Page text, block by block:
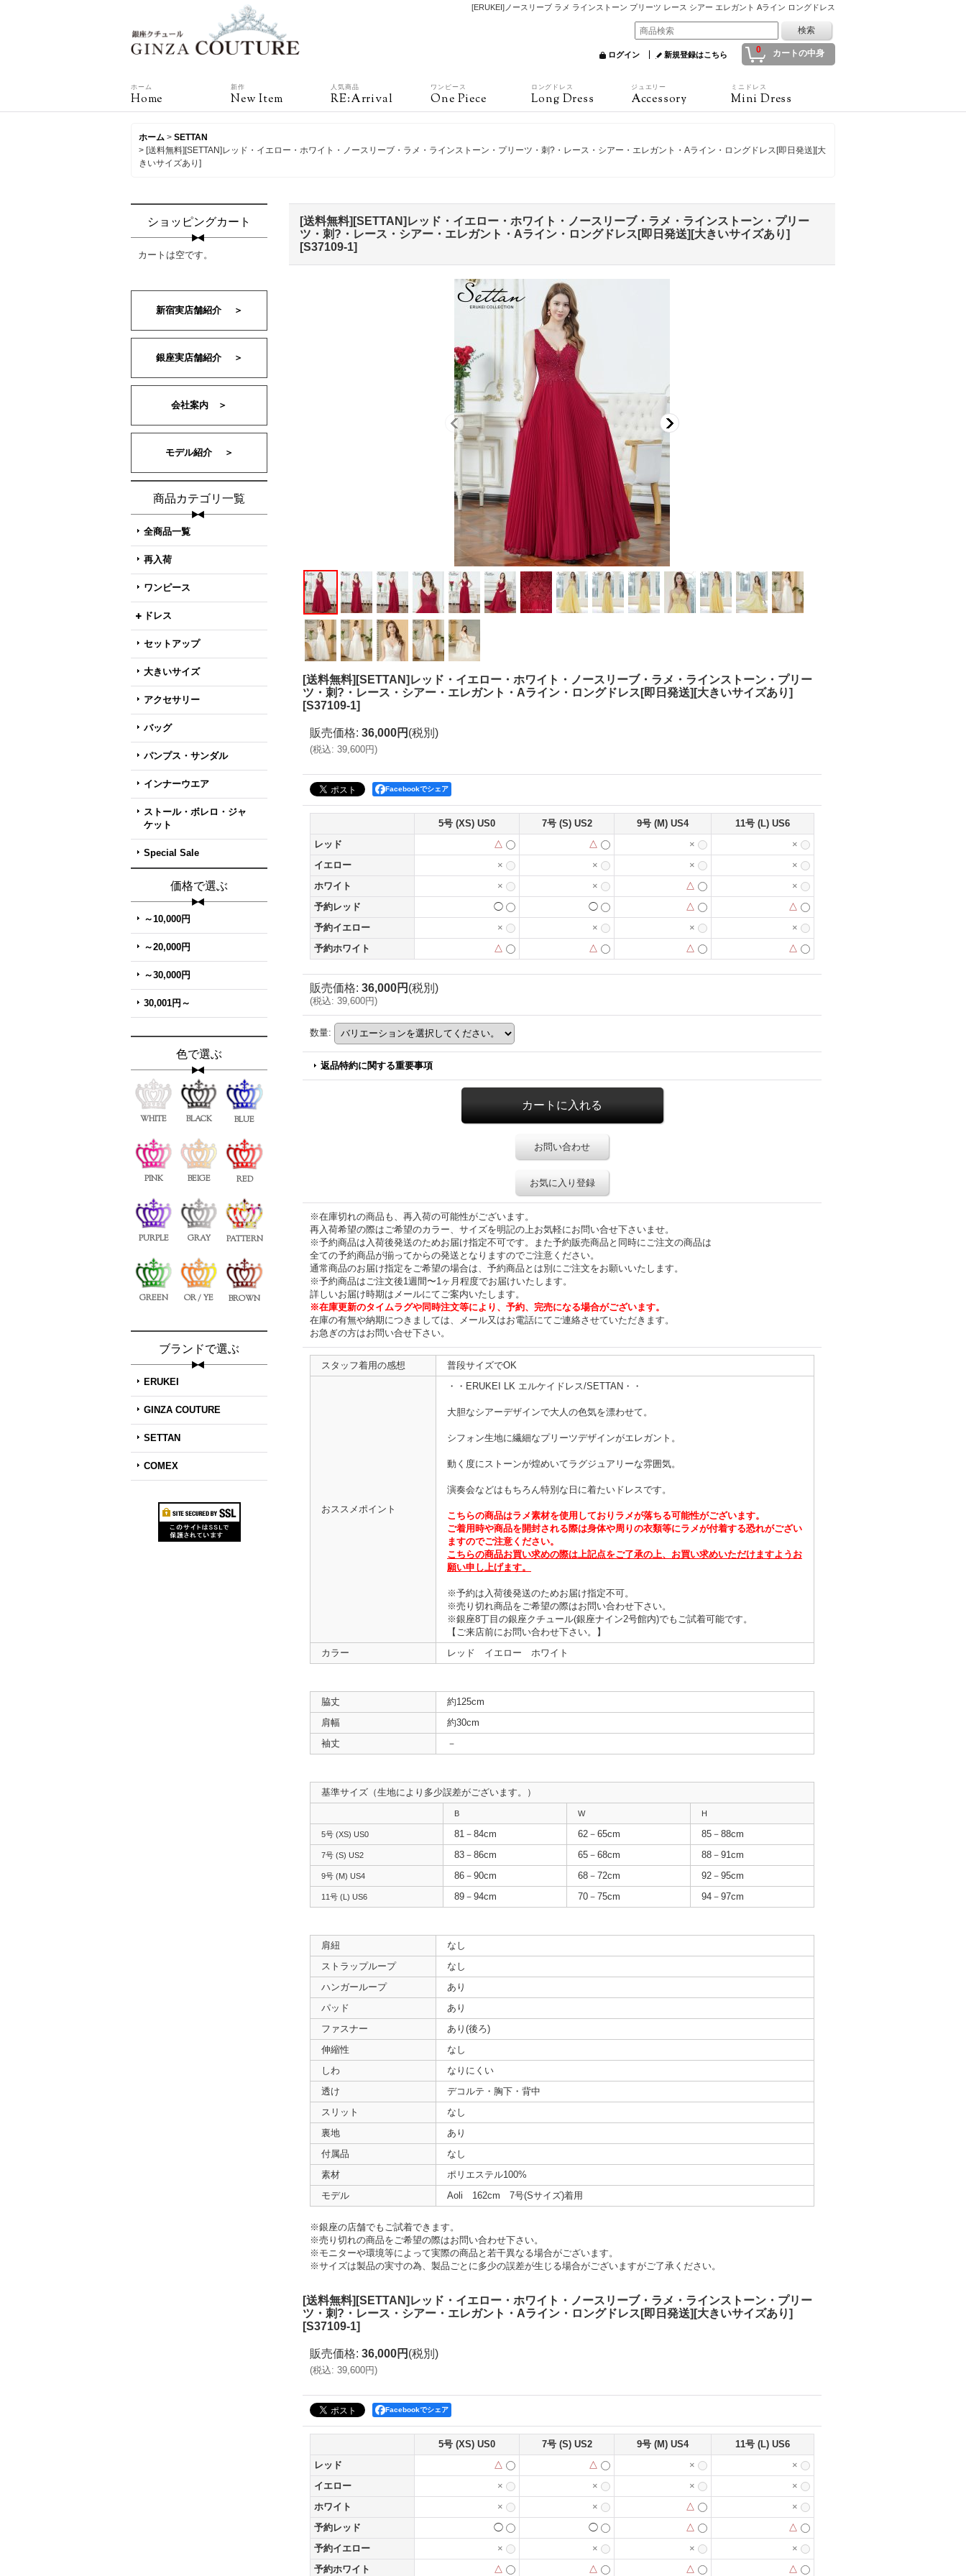
[ERUKEI]ノースリーブ ラメ ラインストーン プリーツ レース シアー エレガント Aライン ロングドレス
0 カートの中身
ログイン 新規登録はこちら
ホーム
Home
新作
New Item
人気商品
RE:Arrival
ワンピース
One Piece
ロングドレス
Long Dress
ジュエリー
Accessory
ミニドレス
Mini Dress
ホーム > SETTAN
> [送料無料][SETTAN]レッド・イエロー・ホワイト・ノースリーブ・ラメ・ラインストーン・プリーツ・刺?・レース・シアー・エレガント・Aライン・ロングドレス[即日発送][大
きいサイズあり]
ショッピングカート
カートは空です。
新宿実店舗紹介 ＞
銀座実店舗紹介 ＞
会社案内 ＞
モデル紹介 ＞
商品カテゴリ一覧
全商品一覧
再入荷
ワンピース
ドレス
セットアップ
大きいサイズ
アクセサリー
バッグ
パンプス・サンダル
インナーウエア
ストール・ボレロ・ジャ
ケット
Special Sale
価格で選ぶ
～10,000円
～20,000円
～30,000円
30,001円～
色で選ぶ
WHITE BLACK BLUE
PINK BEIGE RED
PURPLE GRAY PATTERN
GREEN OR / YE BROWN
ブランドで選ぶ
ERUKEI
GINZA COUTURE
SETTAN
COMEX
[送料無料][SETTAN]レッド・イエロー・ホワイト・ノースリーブ・ラメ・ラインストーン・プリー
ツ・刺?・レース・シアー・エレガント・Aライン・ロングドレス[即日発送][大きいサイズあり]
[S37109-1]
[送料無料][SETTAN]レッド・イエロー・ホワイト・ノースリーブ・ラメ・ラインストーン・プリー
ツ・刺?・レース・シアー・エレガント・Aライン・ロングドレス[即日発送][大きいサイズあり]
[S37109-1]
販売価格: 36,000円 (税別)
(税込: 39,600円)
Facebookでシェア
5号 (XS) US0 7号 (S) US2 9号 (M) US4
11号 (L) US6
レッド
△ △ ×
×
イエロー
× × ×
×
ホワイト
× × △
×
予約レッド
◯ ◯ △
△
予約イエロー
× × ×
×
予約ホワイト
△ △ △ △
販売価格: 36,000円 (税別)
(税込: 39,600円)
数量:
返品特約に関する重要事項
お問い合わせ
お気に入り登録
※在庫切れの商品も、再入荷の可能性がございます。
再入荷希望の際はご希望のカラー、サイズを明記の上お気軽にお問い合せ下さいませ。
※予約商品は入荷後発送のためお届け指定不可です。また予約販売商品と同時にご注文の商品は
全ての予約商品が揃ってからの発送となりますのでご注意ください。
通常商品のお届け指定をご希望の場合は、予約商品とは別にご注文をお願いいたします。
※予約商品はご注文後1週間〜1ヶ月程度でお届けいたします。
詳しいお届け時期はメールにてご案内いたします。
※在庫更新のタイムラグや同時注文等により、予約、完売になる場合がございます。
在庫の有無や納期につきましては、メール又はお電話にてご連絡させていただきます。
お急ぎの方はお問い合せ下さい。
スタッフ着用の感想 普段サイズでOK
おススメポイント
・・ERUKEI LK エルケイドレス/SETTAN・・
大胆なシアーデザインで大人の色気を漂わせて。
シフォン生地に繊細なプリーツデザインがエレガント。
動く度にストーンが煌めいてラグジュアリーな雰囲気。
演奏会などはもちろん特別な日に着たいドレスです。
こちらの商品はラメ素材を使用しておりラメが落ちる可能性がございます。
ご着用時や商品を開封される際は身体や周りの衣類等にラメが付着する恐れがござい
ますのでご注意ください。
こちらの商品お買い求めの際は上記点をご了承の上、お買い求めいただけますようお
願い申し上げます。
※予約は入荷後発送のためお届け指定不可。
※売り切れ商品をご希望の際はお問い合わせ下さい。
※銀座8丁目の銀座クチュール(銀座ナイン2号館内)でもご試着可能です。
【ご来店前にお問い合わせ下さい。】
カラー
レッド イエロー ホワイト
脇丈
約125cm
肩幅
約30cm
袖丈
－
基準サイズ（生地により多少誤差がございます。）
B W H
5号 (XS) US0 81－84cm 62－65cm 85－88cm
7号 (S) US2 83－86cm 65－68cm 88－91cm
9号 (M) US4 86－90cm 68－72cm 92－95cm
11号 (L) US6 89－94cm 70－75cm 94－97cm
肩紐
なし
ストラップループ
なし
ハンガーループ
あり
パッド
あり
ファスナー
あり(後ろ)
伸縮性
なし
しわ
なりにくい
透け
デコルテ・胸下・背中
スリット
なし
裏地
あり
付属品
なし
素材
ポリエステル100%
モデル
Aoli 162cm 7号(Sサイズ)着用
※銀座の店舗でもご試着できます。
※売り切れの商品をご希望の際はお問い合わせ下さい。
※モニターや環境等によって実際の商品と若干異なる場合がございます。
※サイズは製品の実寸の為、製品ごとに多少の誤差が生じる場合がございますがご了承ください。
[送料無料][SETTAN]レッド・イエロー・ホワイト・ノースリーブ・ラメ・ラインストーン・プリー
ツ・刺?・レース・シアー・エレガント・Aライン・ロングドレス[即日発送][大きいサイズあり]
[S37109-1]
販売価格: 36,000円 (税別)
(税込: 39,600円)
Facebookでシェア
5号 (XS) US0 7号 (S) US2 9号 (M) US4
11号 (L) US6
レッド
△ △ ×
×
イエロー
× × ×
×
ホワイト
× × △
×
予約レッド
◯ ◯ △
△
予約イエロー
× × ×
×
予約ホワイト
△ △ △ △